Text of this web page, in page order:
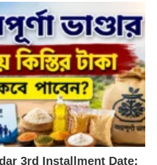
3rd Installment Date: